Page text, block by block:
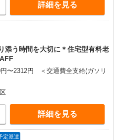
詳細を見る
添う時間を大切に＊住宅型有料老
円〜2312円 ＜交通費全支給(ガソリ
詳細を見る
定派遣